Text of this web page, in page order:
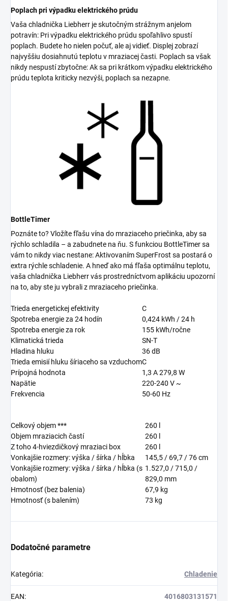
Poplach pri výpadku elektrického prúdu
Vaša chladnička Liebherr je skutočným strážnym anjelom
potravín: Pri výpadku elektrického prúdu spoľahlivo spustí
poplach. Budete ho nielen počuť, ale aj vidieť. Displej zobrazí
najvyššiu dosiahnutú teplotu v mraziacej časti. Poplach sa však
nikdy nespustí zbytočne: Ak sa pri krátkom výpadku elektrického
prúdu teplota kriticky nezvýši, poplach sa nezapne.
BottleTimer
Poznáte to? Vložíte fľašu vína do mraziaceho priečinka, aby sa
rýchlo schladila – a zabudnete na ňu. S funkciou BottleTimer sa
vám to nikdy viac nestane: Aktivovaním SuperFrost sa postará o
extra rýchle schladenie. A hneď ako má fľaša optimálnu teplotu,
vaša chladnička Liebherr vás prostredníctvom aplikáciu upozorní
na to, aby ste ju vybrali z mraziaceho priečinka.
Trieda energetickej efektivity
C
Spotreba energie za 24 hodín
0,424 kWh / 24 h
Spotreba energie za rok
155 kWh/ročne
Klimatická trieda
SN-T
Hladina hluku
36dB
Trieda emisií hluku šíriaceho sa vzduchomC
Prípojná hodnota
1,3 A 279,8 W
Napätie
220-240 V ~
Frekvencia
50-60 Hz
Celkový objem *** 260
Objem mraziacich častí
260
Z toho 4-hviezdičkový mraziaci box
260
Vonkajšie rozmery: výška / šírka / hĺbka
145,5 / 69,7 / 76cm
Vonkajšie rozmery: výška / šírka / hĺbka (s
obalom)
1.527,0 / 715,0 /
829,0 mm
Hmotnosť (bez balenia)
67,9 kg
Hmotnosť (s balením)
73 kg
Dodatočné parametre
Kategória: Chladenie
EAN: 4016803131571